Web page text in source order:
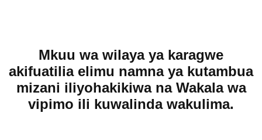
Mkuu wa wilaya ya karagwe
akifuatilia elimu namna ya kutambua
mizani iliyohakikiwa na Wakala wa
vipimo ili kuwalinda wakulima.